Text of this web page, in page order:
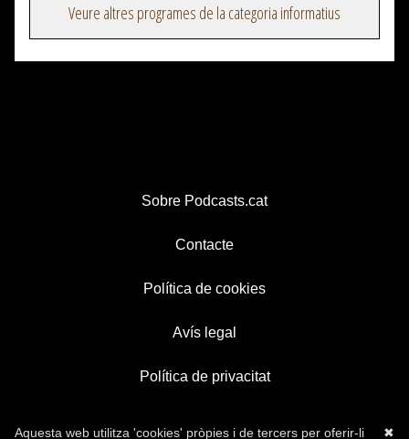
Veure altres programes de la categoria informatius
Sobre Podcasts.cat
Contacte
Política de cookies
Avís legal
Política de privacitat
✖
Aquesta web utilitza 'cookies' pròpies i de tercers per oferir-li